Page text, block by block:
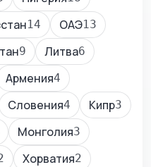
14 ОАЭ13
9 Литва6
Армения4
Словения4 Кипр3
Монголия3
Хорватия2